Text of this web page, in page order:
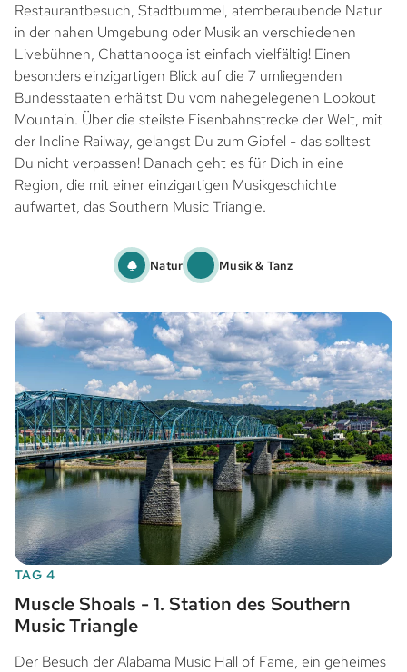
Restaurantbesuch, Stadtbummel, atemberaubende Natur
in der nahen Umgebung oder Musik an verschiedenen
Livebühnen, Chattanooga ist einfach vielfältig! Einen
besonders einzigartigen Blick auf die 7 umliegenden
Bundesstaaten erhältst Du vom nahegelegenen Lookout
Mountain. Über die steilste Eisenbahnstrecke der Welt, mit
der Incline Railway, gelangst Du zum Gipfel - das solltest
Du nicht verpassen! Danach geht es für Dich in eine
Region, die mit einer einzigartigen Musikgeschichte
aufwartet, das Southern Music Triangle.
Natur Musik & Tanz
TAG 4
Muscle Shoals - 1. Station des Southern
Music Triangle
Der Besuch der Alabama Music Hall of Fame, ein geheimes